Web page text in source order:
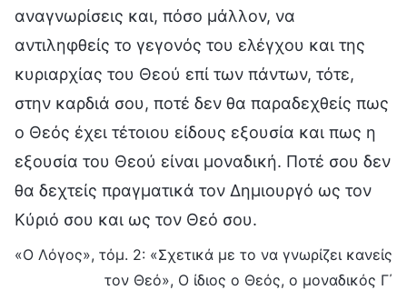
αναγνωρίσεις και, πόσο μάλλον, να
αντιληφθείς το γεγονός του ελέγχου και της
κυριαρχίας του Θεού επί των πάντων, τότε,
στην καρδιά σου, ποτέ δεν θα παραδεχθείς πως
ο Θεός έχει τέτοιου είδους εξουσία και πως η
εξουσία του Θεού είναι μοναδική. Ποτέ σου δεν
θα δεχτείς πραγματικά τον Δημιουργό ως τον
Κύριό σου και ως τον Θεό σου.
«Ο Λόγος», τόμ. 2: «Σχετικά με το να γνωρίζει κανείς
τον Θεό», Ο ίδιος ο Θεός, ο μοναδικός Γ΄